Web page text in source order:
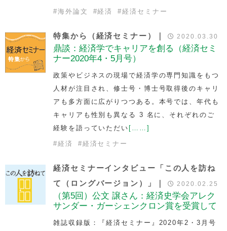
#海外論文 #経済 #経済セミナー
特集から（経済セミナー）｜ 2020.03.30
鼎談：経済学でキャリアを創る（経済セミ
ナー2020年4・5月号）
政策やビジネスの現場で経済学の専門知識をもつ
人材が注目され、修士号・博士号取得後のキャリ
アも多方面に広がりつつある。本号では、年代も
キャリアも性別も異なる 3 名に、それぞれのご
経験を語っていただい [……]
#経済 #経済セミナー
経済セミナーインタビュー「この人を訪ね
て（ロングバージョン）」｜
2020.02.25
（第5回）公文 譲さん：経済史学会アレク
サンダー・ガーシェンクロン賞を受賞して
雑誌収録版：『経済セミナー』2020年2・3月号